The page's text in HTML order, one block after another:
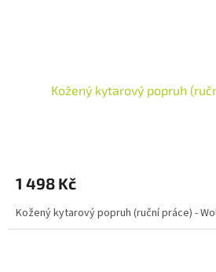
Kožený kytarový popruh
1 498 Kč
Kožený kytarový popruh (ruční práce) -